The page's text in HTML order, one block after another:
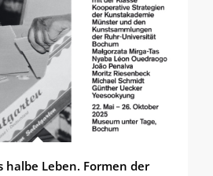
halbe Leben. Formen der